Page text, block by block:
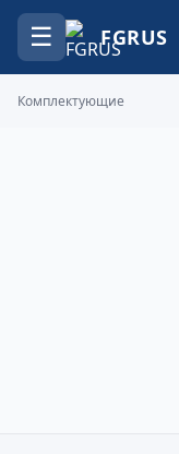
☰ FGRUS
Комплектующие